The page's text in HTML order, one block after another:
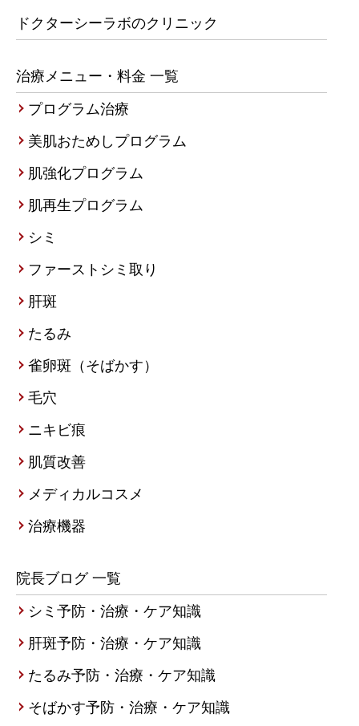
ドクターシーラボのクリニック
治療メニュー・料金 一覧
プログラム治療
美肌おためしプログラム
肌強化プログラム
肌再生プログラム
シミ
ファーストシミ取り
肝斑
たるみ
雀卵斑（そばかす）
毛穴
ニキビ痕
肌質改善
メディカルコスメ
治療機器
院長ブログ 一覧
シミ予防・治療・ケア知識
肝斑予防・治療・ケア知識
たるみ予防・治療・ケア知識
そばかす予防・治療・ケア知識